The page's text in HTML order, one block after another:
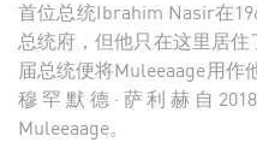
首位总统Ibrahim Nasir在
总统府，但他只在这里居
届总统便将Muleeaage用作
穆罕默德·萨利赫自
Muleeaage。